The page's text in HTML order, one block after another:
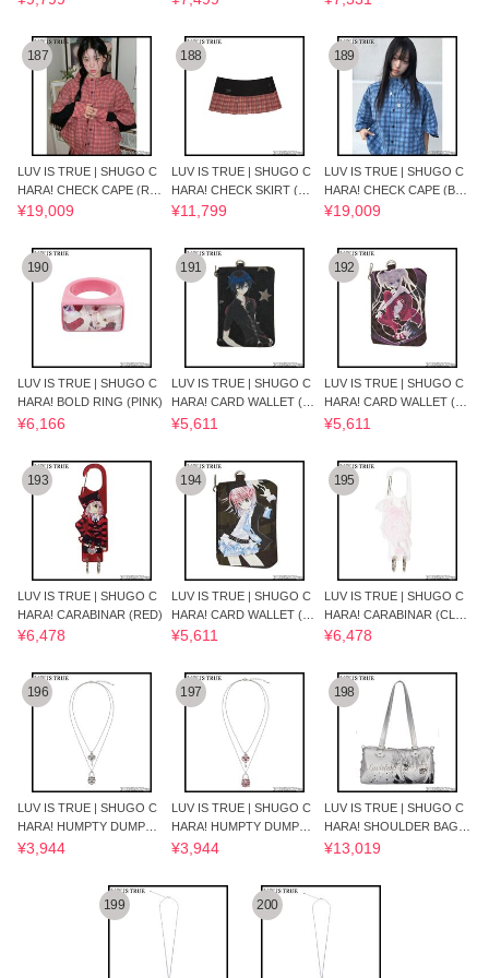
187
LUV IS TRUE | SHUGO C
HARA! CHECK CAPE (RE
D)
¥19,009
188
LUV IS TRUE | SHUGO C
HARA! CHECK SKIRT (RE
D)
¥11,799
189
LUV IS TRUE | SHUGO C
HARA! CHECK CAPE (BLU
E)
¥19,009
190
LUV IS TRUE | SHUGO C
HARA! BOLD RING (PINK)
¥6,166
191
LUV IS TRUE | SHUGO C
HARA! CARD WALLET (BL
ACK)
¥5,611
192
LUV IS TRUE | SHUGO C
HARA! CARD WALLET (B
ROWN)
¥5,611
193
LUV IS TRUE | SHUGO C
HARA! CARABINAR (RED)
¥6,478
194
LUV IS TRUE | SHUGO C
HARA! CARD WALLET (C
AMO)
¥5,611
195
LUV IS TRUE | SHUGO C
HARA! CARABINAR (CLEA
R)
¥6,478
196
LUV IS TRUE | SHUGO C
HARA! HUMPTY DUMPTY
NECKLACE (SILVER)
¥3,944
197
LUV IS TRUE | SHUGO C
HARA! HUMPTY DUMPTY
NECKLACE (PINK)
¥3,944
198
LUV IS TRUE | SHUGO C
HARA! SHOULDER BAG
(SILVER)
¥13,019
199 200